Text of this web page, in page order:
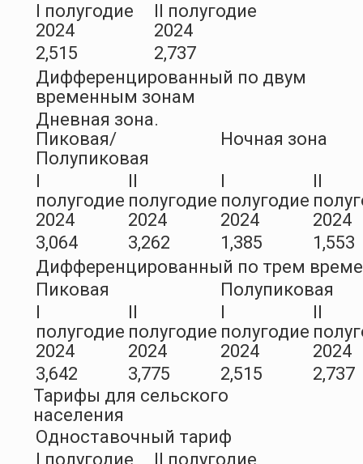
I полугодие
2024
II полугодие
2024
2,515
2,737
Дифференцированный по двум
временным зонам
Дневная зона.
Пиковая/
Полупиковая
Ночная зона
полугодие
2024
полугодие
2024
полугодие
2024
2024
3,064
3,262 1,385
1,553
Дифференцированный по трем
Пиковая
Полупиковая
полугодие
2024
полугодие
2024
полугодие
2024
2024
3,642
3,775 2,515
2,737
Тарифы для сельского
населения
Одноставочный тариф
I полугодие
II полугодие